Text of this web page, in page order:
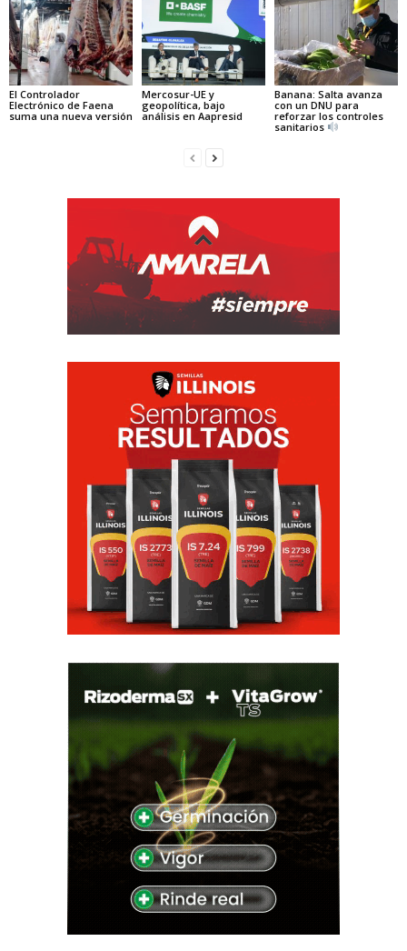
El Controlador
Electrónico de Faena
suma una nueva versión
Mercosur-UE y
geopolítica, bajo
análisis en Aapresid
Banana: Salta avanza
con un DNU para
reforzar los controles
sanitarios